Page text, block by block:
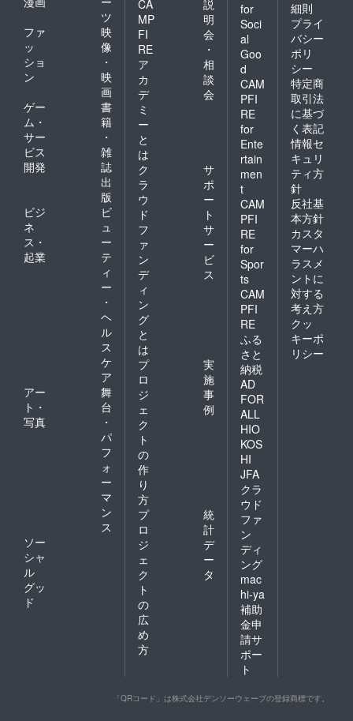
ツ
ファ
ッ
ショ
ン
映
像
・
映
画
ゲー
ム・
サー
ビス
開発
書
籍
・
雑
誌
出
版
ビジ
ネ
ス・
起業
ビ
ュ
ー
テ
ィ
ー
・
ヘ
ル
ス
ケ
ア
アー
ト・
写真
舞
台
・
パ
フ
ォ
ー
マ
ン
ス
ソー
シャ
ル
グッ
ド
CA
MP
FI
RE
ア
カ
デ
ミ
ー
と
は
説
明
会
・
相
談
会
ク
ラ
ウ
ド
フ
ァ
ン
デ
ィ
ン
グ
と
は
サ
ポ
ー
ト
サ
ー
ビ
ス
プ
ロ
ジ
ェ
ク
ト
の
作
り
方
実
施
事
例
プ
ロ
ジ
ェ
ク
ト
の
広
め
方
統
計
デ
ー
タ
for
Soci
al
Goo
d
CAM
PFI
RE
for
Ente
rtain
men
t
CAM
PFI
RE
for
Spor
ts
CAM
PFI
RE
ふる
さと
納税
AD
FOR
ALL
HIO
KOS
HI
JFA
クラ
ウド
ファ
ン
ディ
ング
mac
hi-ya
補助
金申
請サ
ポー
ト
細則
プライ
バシー
ポリ
シー
特定商
取引法
に基づ
く表記
情報セ
キュリ
ティ方
針
反社基
本方針
カスタ
マーハ
ラスメ
ントに
対する
考え方
クッ
キーポ
リシー
「QRコード」は株式会社デンソーウェーブの登録商標です。